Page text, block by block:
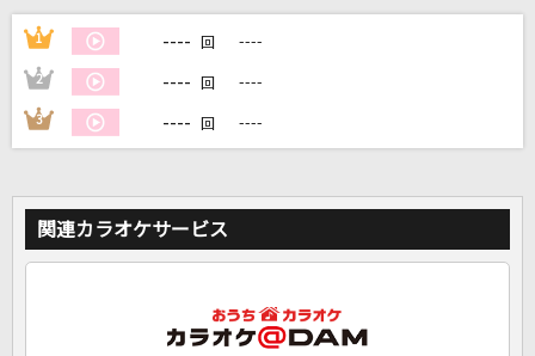
自宅でカラオケ歌い放題！
1 ---- 回 ----
2 ---- 回 ----
3 ---- 回 ----
関連カラオケサービス